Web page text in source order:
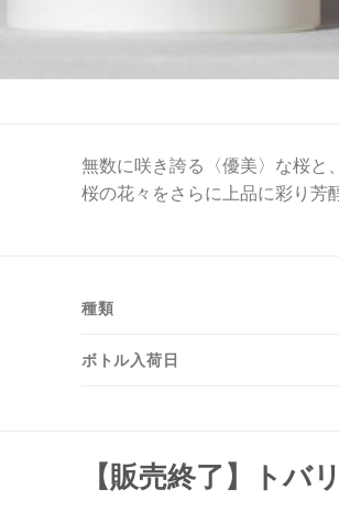
無数に咲き誇る〈優美〉な桜と
桜の花々をさらに上品に彩り芳
種類
ボトル入荷日
【販売終了】ト